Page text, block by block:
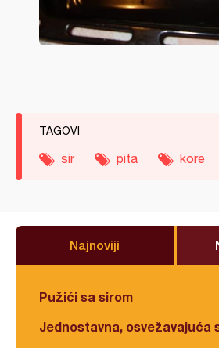
TAGOVI
sir pita kore
Najnoviji
Pužići sa sirom
Jednostavna, osvežavajuća